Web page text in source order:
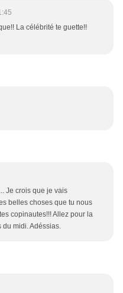
La célébrité te guette!!
Je crois que je vais
belles choses que tu nous
copinautes!!! Allez pour la
du midi. Adéssias.